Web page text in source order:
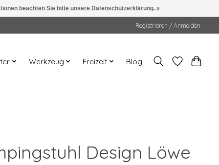
Registrieren / Anmelden
Werkzeug Freizeit Blog
Design Löwe
beachten Sie bitte unsere Datenschutzerklärung. »